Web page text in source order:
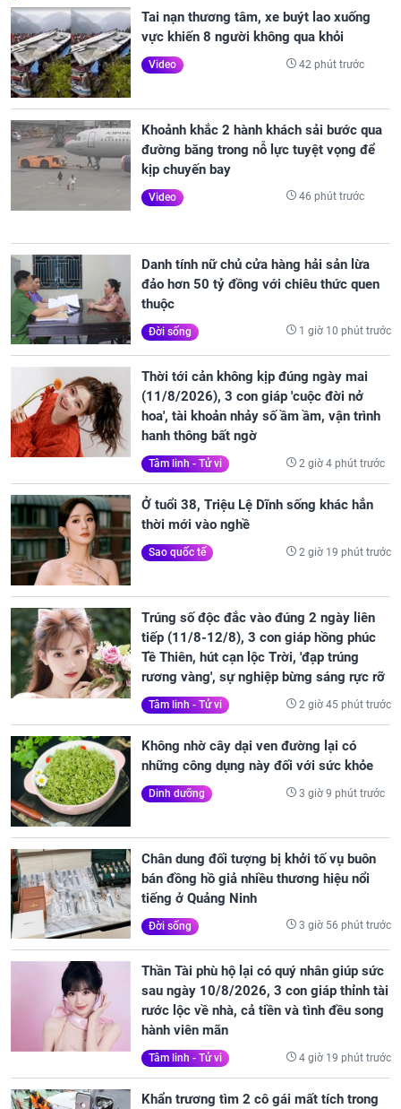
Tai nạn thương tâm, xe buýt lao xuống
vực khiến 8 người không qua khỏi
Video 42 phút trước
Khoảnh khắc 2 hành khách sải bước qua
đường băng trong nỗ lực tuyệt vọng để
kịp chuyến bay
Video 46 phút trước
Danh tính nữ chủ cửa hàng hải sản lừa
đảo hơn 50 tỷ đồng với chiêu thức quen
thuộc
Đời sống 1 giờ 10 phút trước
Thời tới cản không kịp đúng ngày mai
(11/8/2026), 3 con giáp 'cuộc đời nở
hoa', tài khoản nhảy số ầm ầm, vận trình
hanh thông bất ngờ
Tâm linh - Tử vi 2 giờ 4 phút trước
Ở tuổi 38, Triệu Lệ Dĩnh sống khác hẳn
thời mới vào nghề
Sao quốc tế 2 giờ 19 phút trước
Trúng số độc đắc vào đúng 2 ngày liên
tiếp (11/8-12/8), 3 con giáp hồng phúc
Tề Thiên, hút cạn lộc Trời, 'đạp trúng
rương vàng', sự nghiệp bừng sáng rực rỡ
Tâm linh - Tử vi 2 giờ 45 phút trước
Không nhờ cây dại ven đường lại có
những công dụng này đối với sức khỏe
Dinh dưỡng 3 giờ 9 phút trước
Chân dung đối tượng bị khởi tố vụ buôn
bán đồng hồ giả nhiều thương hiệu nổi
tiếng ở Quảng Ninh
Đời sống 3 giờ 56 phút trước
Thần Tài phù hộ lại có quý nhân giúp sức
sau ngày 10/8/2026, 3 con giáp thỉnh tài
rước lộc về nhà, cả tiền và tình đều song
hành viên mãn
Tâm linh - Tử vi 4 giờ 19 phút trước
Khẩn trương tìm 2 cô gái mất tích trong